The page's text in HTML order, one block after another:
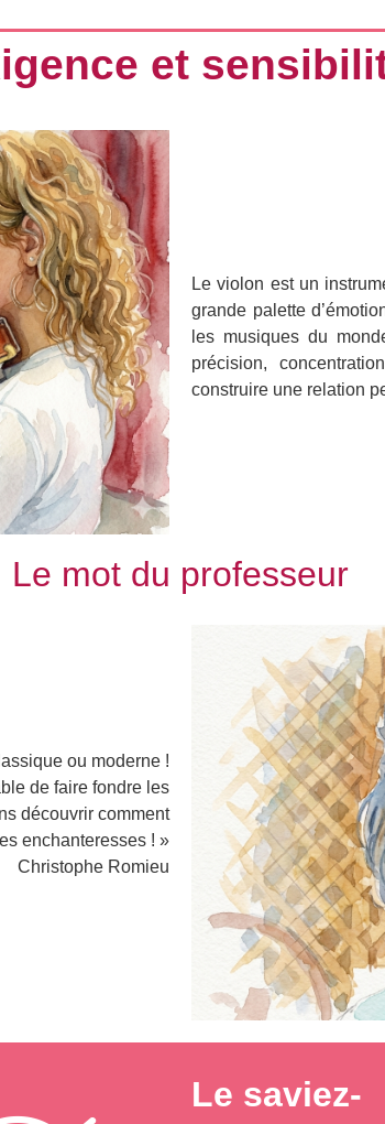
et
Le violon est un
grande palette
les musiques du
précision,
construire une relation
Le mot du professeur
ou moderne !
de faire fondre les
découvrir comment
enchanteresses ! »
Christophe Romieu
Le saviez-